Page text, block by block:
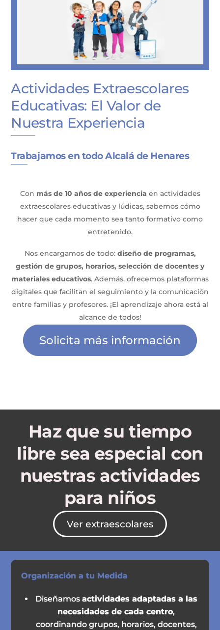
Actividades Extraescolares
Educativas: El Valor de
Nuestra Experiencia
Trabajamos en todo Alcalá de Henares
Con más de 10 años de experiencia en actividades
extraescolares educativas y lúdicas, sabemos cómo
hacer que cada momento sea tanto formativo como
entretenido.
Nos encargamos de todo: diseño de programas,
gestión de grupos, horarios, selección de docentes y
materiales educativos. Además, ofrecemos plataformas
digitales que facilitan el seguimiento y la comunicación
entre familias y profesores. ¡El aprendizaje ahora está al
alcance de todos!
Solicita más información
Haz que su tiempo
libre sea especial con
nuestras actividades
para niños
Ver extraescolares
Organización a tu Medida
Diseñamos actividades adaptadas a las
necesidades de cada centro,
coordinando grupos, horarios, docentes,